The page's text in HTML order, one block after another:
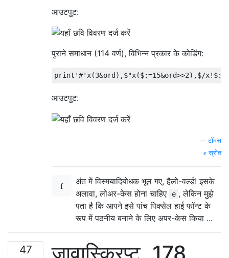
आउटपुट:
पुराने समाधान (114 वर्ण), विभिन्न प्रकार के कोडिंग:
आउटपुट:
—टॉमस
स्रोत
अंत में विस्मयादिबोधक भूल गए, हैलो-वर्ल्ड! इसके
अलावा, लोअर-केस होना चाहिए
e , लेकिन मुझे
पता है कि आपने इसे पांच पिक्सेल हाई फॉन्ट के
रूप में पठनीय बनाने के लिए अपर-केस किया ...
47